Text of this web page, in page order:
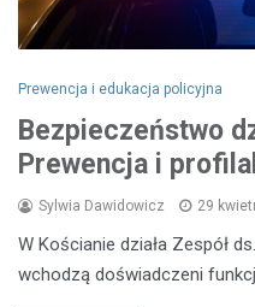
Prewencja i edukacja policyjna
Bezpieczeństwo
Prewencja i
Sylwia Dawidowicz 29
W Kościanie działa Zespół
wchodzą doświadczeni